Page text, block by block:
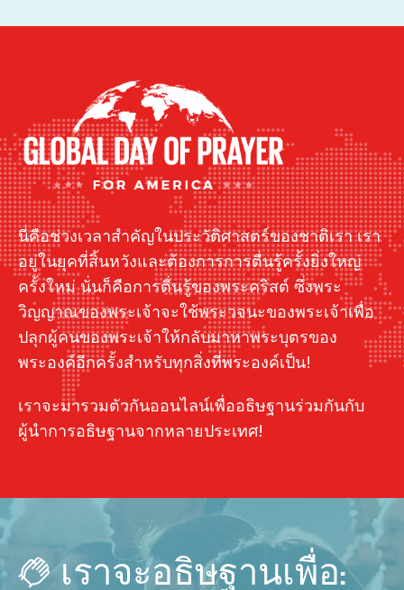
นี่คือช่วงเวลาสำคัญในประวัติศาสตร์ของชาติเรา เรา
อยู่ในยุคที่สิ้นหวังและต้องการการตื่นรู้ครั้งยิ่งใหญ่
ครั้งใหม่ นั่นก็คือการตื่นรู้ของพระคริสต์ ซึ่งพระ
วิญญาณของพระเจ้าจะใช้พระวจนะของพระเจ้าเพื่อ
ปลุกผู้คนของพระเจ้าให้กลับมาหาพระบุตรของ
พระองค์อีกครั้งสำหรับทุกสิ่งที่พระองค์เป็น!
เราจะมารวมตัวกันออนไลน์เพื่ออธิษฐานร่วมกันกับ
ผู้นำการอธิษฐานจากหลายประเทศ!
เราจะอธิษฐานเพื่อ: